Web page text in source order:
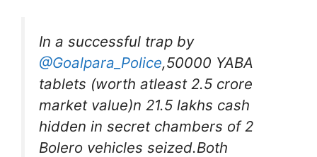
In a successful trap by
@Goalpara_Police,50000 YABA
tablets (worth atleast 2.5 crore
market value)n 21.5 lakhs cash
hidden in secret chambers of 2
Bolero vehicles seized.Both